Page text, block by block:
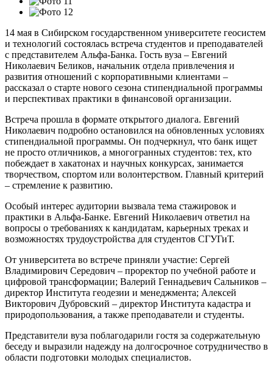
14 мая в Сибирском государственном университете геосистем
и технологий состоялась встреча студентов и преподавателей
с представителем Альфа-Банка. Гость вуза – Евгений
Николаевич Беликов, начальник отдела привлечения и
развития отношений с корпоративными клиентами –
рассказал о старте нового сезона стипендиальной программы
и перспективах практики в финансовой организации.
Встреча прошла в формате открытого диалога. Евгений
Николаевич подробно остановился на обновленных условиях
стипендиальной программы. Он подчеркнул, что банк ищет
не просто отличников, а многогранных студентов: тех, кто
побеждает в хакатонах и научных конкурсах, занимается
творчеством, спортом или волонтерством. Главный критерий
– стремление к развитию.
Особый интерес аудитории вызвала тема стажировок и
практики в Альфа-Банке. Евгений Николаевич ответил на
вопросы о требованиях к кандидатам, карьерных треках и
возможностях трудоустройства для студентов СГУГиТ.
От университета во встрече приняли участие: Сергей
Владимирович Середович – проректор по учебной работе и
цифровой трансформации; Валерий Геннадьевич Сальников –
директор Института геодезии и менеджмента; Алексей
Викторович Дубровский – директор Института кадастра и
природопользования, а также преподаватели и студенты.
Представители вуза поблагодарили гостя за содержательную
беседу и выразили надежду на долгосрочное сотрудничество в
области подготовки молодых специалистов.